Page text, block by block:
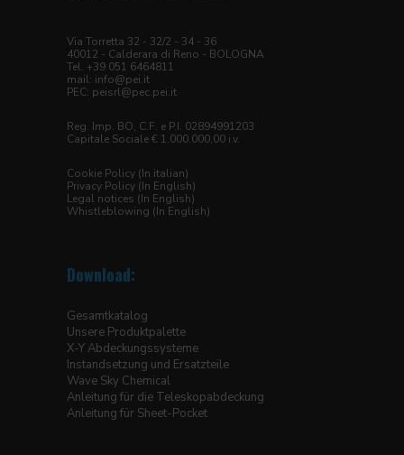
Via Torretta 32 - 32/2 - 34 - 36
40012 - Calderara di Reno - BOLOGNA
Tel. +39 051 6464811
mail: info@pei.it
PEC: peisrl@pec.pei.it
Reg. Imp. BO, C.F. e P.I. 02894991203
Capitale Sociale € 1.000.000,00 i.v.
Cookie Policy (In italian)
Privacy Policy (In English)
Legal notices (In English)
Whistleblowing (In English)
Download:
Gesamtkatalog
Unsere Produktpalette
X-Y Abdeckungssysteme
Instandsetzung und Ersatzteile
Wave Sky Chemical
Anleitung für die Teleskopabdeckung
Anleitung für Sheet-Pocket